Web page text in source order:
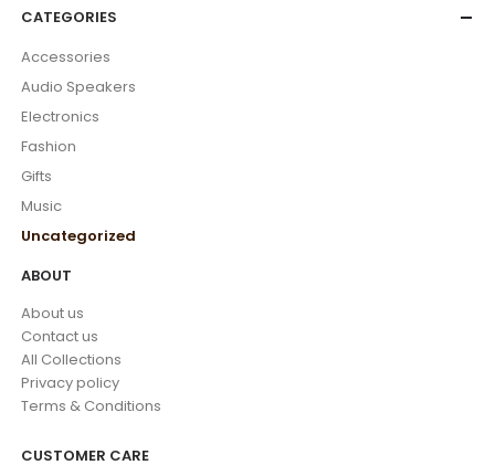
CATEGORIES
Accessories
Audio Speakers
Electronics
Fashion
Gifts
Music
Uncategorized
ABOUT
About us
Contact us
All Collections
Privacy policy
Terms & Conditions
CUSTOMER CARE